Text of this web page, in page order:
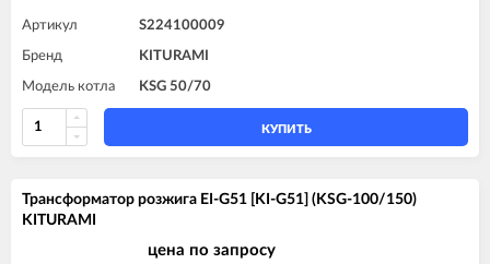
Артикул S224100009
Бренд KITURAMI
Модель котла KSG 50/70
КУПИТЬ
Трансформатор розжига EI-G51 [KI-G51] (KSG-100/150)
KITURAMI
цена по запросу